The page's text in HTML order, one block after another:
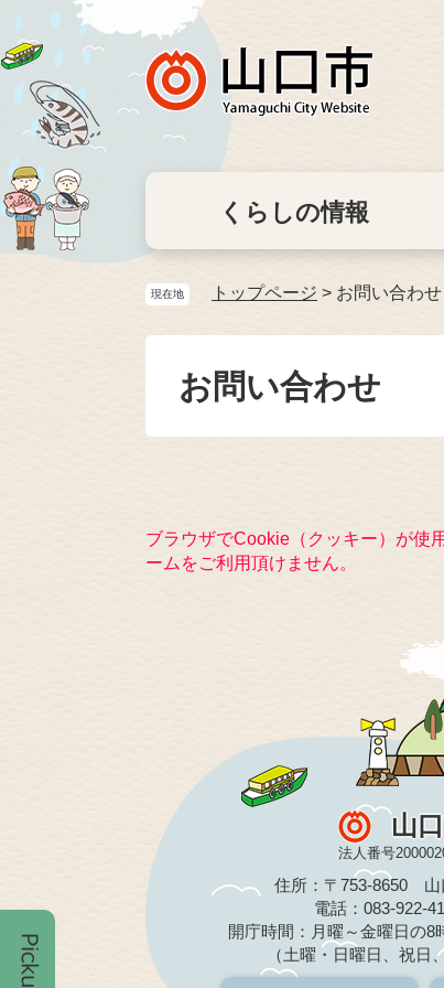
くらしの情報
現在地 トップページ > お問い合わせ
お問い合わせ
ブラウザでCookie（クッキー）が使
ームをご利用頂けません。
山
法人番号
住所：〒753-8650 山
電話：083-922-
開庁時間：月曜～金曜日の8
（土曜・日曜日、祝日